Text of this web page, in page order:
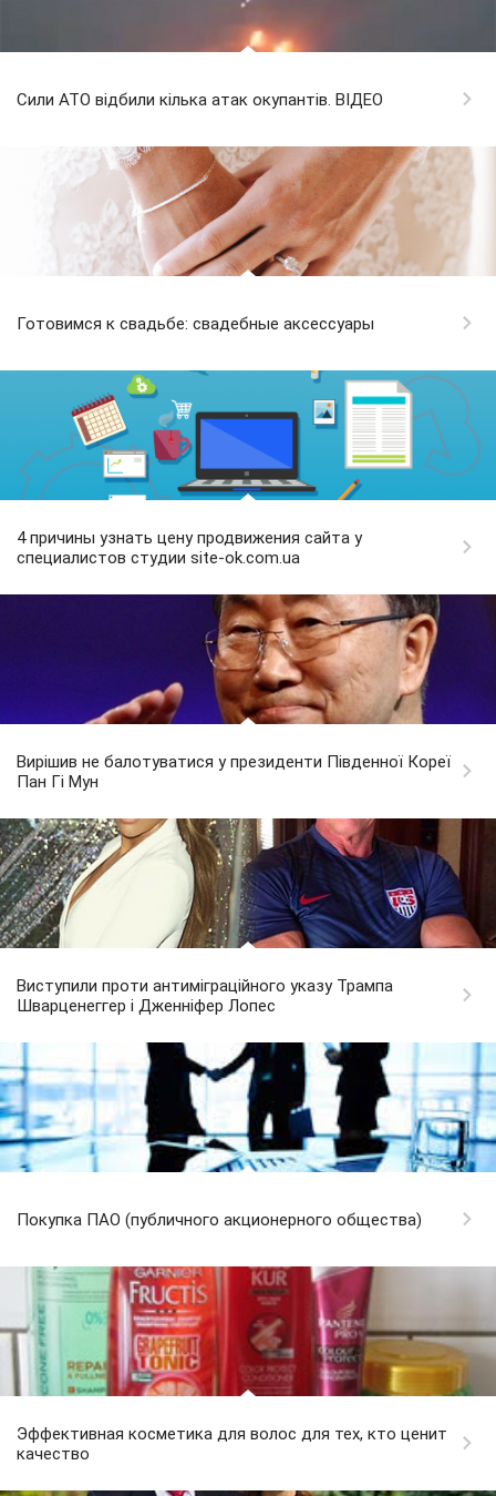
Сили АТО відбили кілька атак окупантів. ВІДЕО
Готовимся к свадьбе: свадебные аксессуары
4 причины узнать цену продвижения сайта у
специалистов студии site-ok.com.ua
Вирішив не балотуватися у президенти Південної Кореї
Пан Гі Мун
Виступили проти антиміграційного указу Трампа
Шварценеггер і Дженніфер Лопес
Покупка ПАО (публичного акционерного общества)
Эффективная косметика для волос для тех, кто ценит
качество